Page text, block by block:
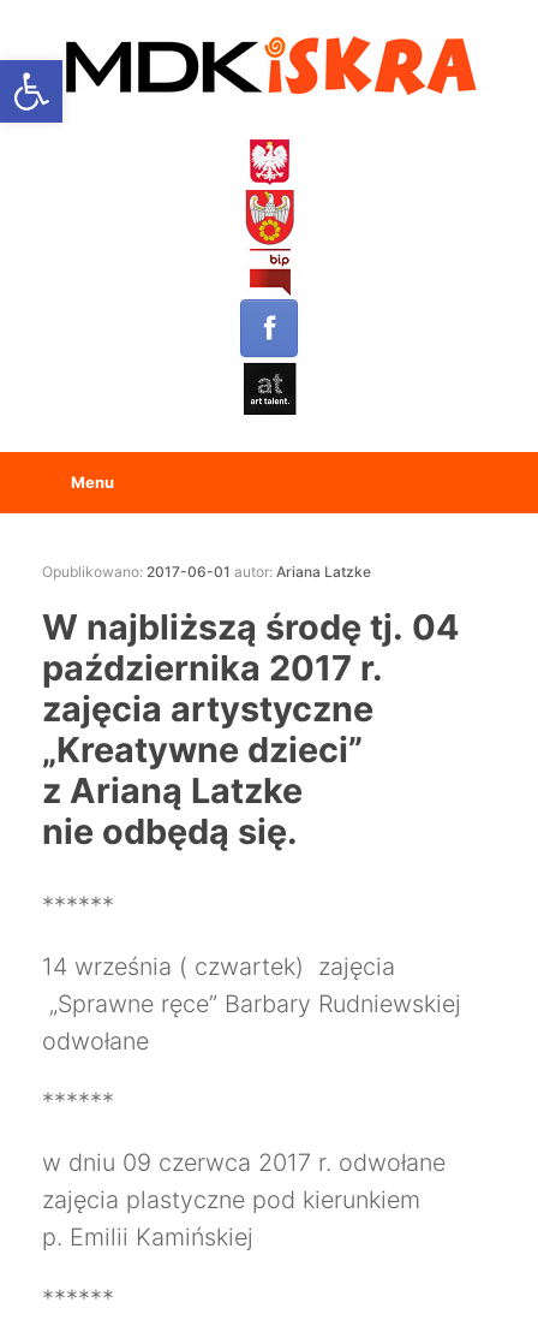
Open toolbar
Menu
Opublikowano: 2017-06-01 autor: Ariana Latzke
W najbliższą środę tj. 04
października 2017 r.
zajęcia artystyczne
„Kreatywne dzieci”
z Arianą Latzke
nie odbędą się.
******
14 września ( czwartek) zajęcia
„Sprawne ręce” Barbary Rudniewskiej
odwołane
******
w dniu 09 czerwca 2017 r. odwołane
zajęcia plastyczne pod kierunkiem
p. Emilii Kamińskiej
******